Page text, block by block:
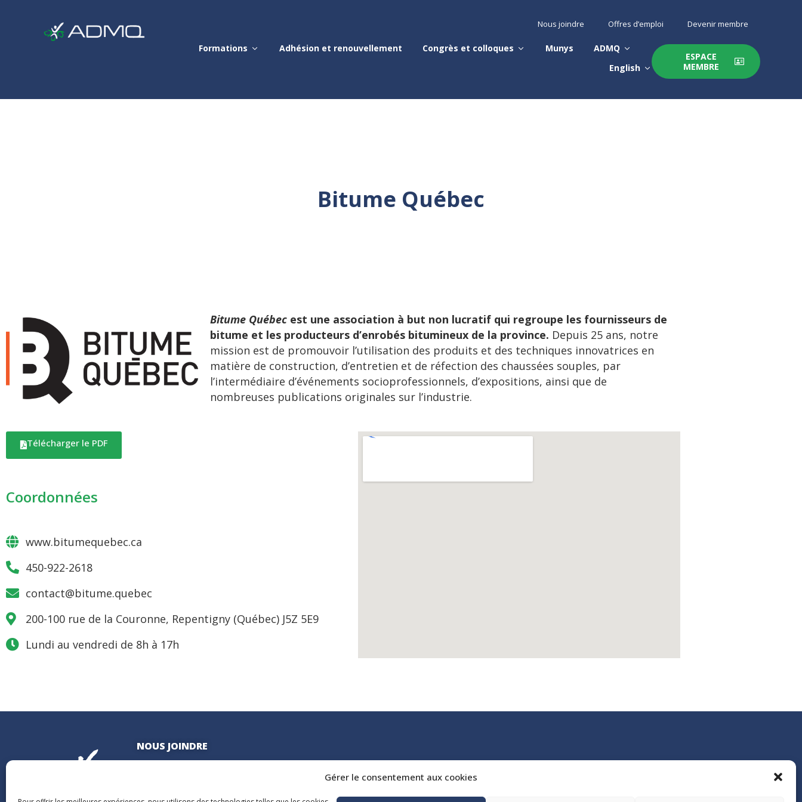
Gérer le consentement aux cookies
Nous joindre Offres d’emploi Devenir membre
Formations Adhésion et renouvellement Congrès et colloques Munys
ADMQ
English
ESPACE
MEMBRE
Bitume Québec
Bitume Québec est une association à but non lucratif qui regroupe les fournisseurs de
bitume et les producteurs d’enrobés bitumineux de la province. Depuis 25 ans, notre
mission est de promouvoir l’utilisation des produits et des techniques innovatrices en
matière de construction, d’entretien et de réfection des chaussées souples, par
l’intermédiaire d’événements socioprofessionnels, d’expositions, ainsi que de
nombreuses publications originales sur l’industrie.
Télécharger le PDF
Coordonnées
www.bitumequebec.ca
450-922-2618
contact@bitume.quebec
200-100 rue de la Couronne, Repentigny (Québec) J5Z 5E9
Lundi au vendredi de 8h à 17h
NOUS JOINDRE
Québec (Québec) G1K 8W1
reception@admq.qc.ca